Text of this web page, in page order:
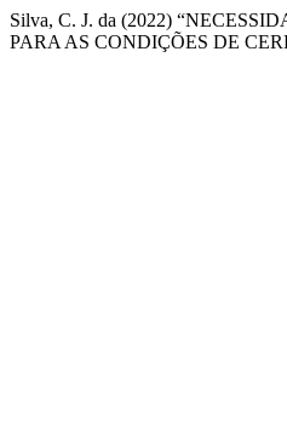
Silva, C. J. da (2022)
PARA AS CONDIÇÕES DE